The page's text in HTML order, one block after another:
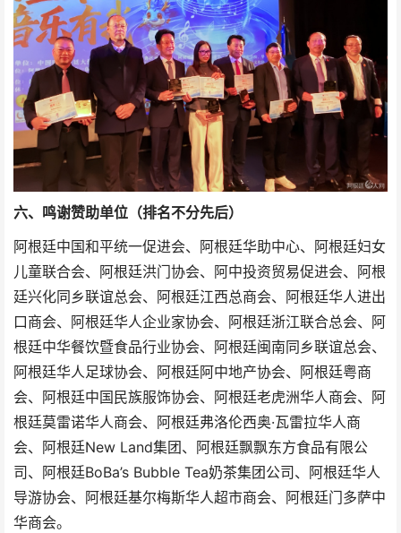
六、鸣谢赞助单位（排名不分先后）
阿根廷中国和平统一促进会、阿根廷华助中心、阿根廷妇女
儿童联合会、阿根廷洪门协会、阿中投资贸易促进会、阿根
廷兴化同乡联谊总会、阿根廷江西总商会、阿根廷华人进出
口商会、阿根廷华人企业家协会、阿根廷浙江联合总会、阿
根廷中华餐饮暨食品行业协会、阿根廷闽南同乡联谊总会、
阿根廷华人足球协会、阿根廷阿中地产协会、阿根廷粤商
会、阿根廷中国民族服饰协会、阿根廷老虎洲华人商会、阿
根廷莫雷诺华人商会、阿根廷弗洛伦西奥·瓦雷拉华人商
会、阿根廷New Land集团、阿根廷飘飘东方食品有限公
司、阿根廷BoBa’s Bubble Tea奶茶集团公司、阿根廷华人
导游协会、阿根廷基尔梅斯华人超市商会、阿根廷门多萨中
华商会。